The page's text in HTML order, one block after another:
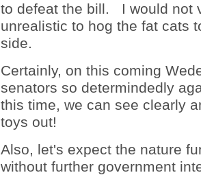
to defeat the bill. I would not
unrealistic to hog the fat cats
side.
Certainly, on this coming
senators so determindedly
this time, we can see clearly
toys out!
Also, let's expect the nature
without further government